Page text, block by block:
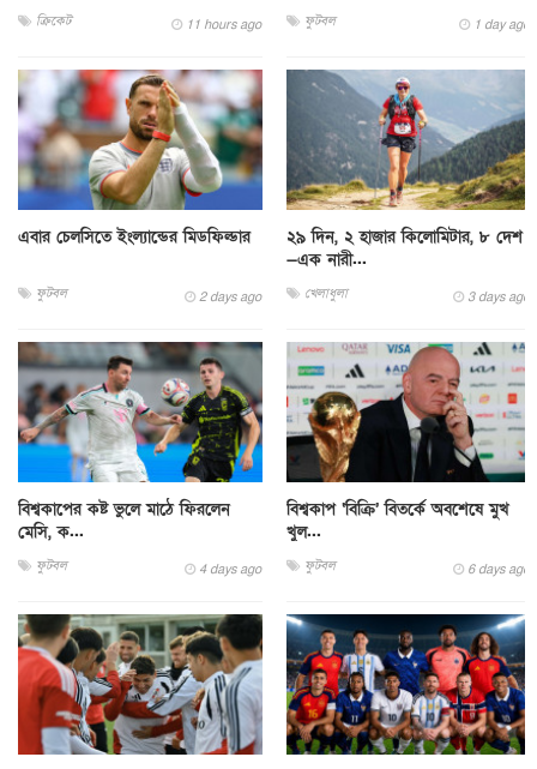
ক্রিকেট 11 hours ago ফুটবল 1 day ago
এবার চেলসিতে ইংল্যান্ডের মিডফিল্ডার
ফুটবল 2 days ago
২৯ দিন, ২ হাজার কিলোমিটার, ৮ দেশ
—এক নারী...
খেলাধুলা 3 days ago
বিশ্বকাপের কষ্ট ভুলে মাঠে ফিরলেন
মেসি, ক...
ফুটবল 4 days ago
বিশ্বকাপ ‘বিক্রি’ বিতর্কে অবশেষে মুখ
খুল...
ফুটবল 6 days ago